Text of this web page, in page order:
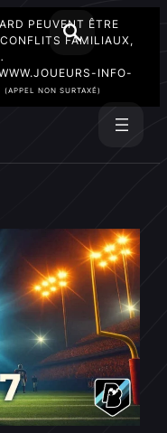
PEUVENT ÊTRE
FAMILIAUX,
INFO-
(APPEL NON SURTAXÉ)